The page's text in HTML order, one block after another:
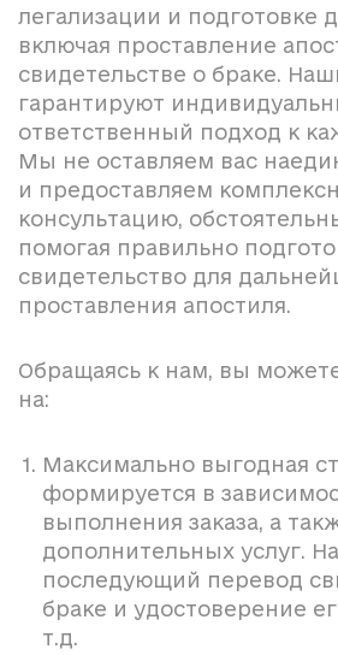
легализации и подготовке
включая проставление
свидетельстве о браке.
гарантируют
ответственный подход к
Мы не оставляем вас
и предоставляем
консультацию,
помогая правильно
свидетельство для
проставления апостиля.
Обращаясь к нам, вы
на:
Максимально выгодная
формируется в
выполнения заказа, а
дополнительных услуг.
последующий перевод
браке и удостоверение
т.д.